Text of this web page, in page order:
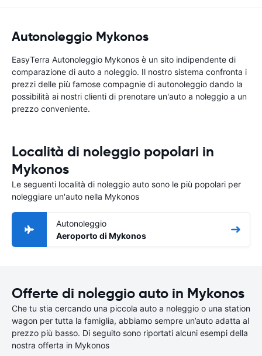
Autonoleggio Mykonos
EasyTerra Autonoleggio Mykonos è un sito indipendente di
comparazione di auto a noleggio. Il nostro sistema confronta i
prezzi delle più famose compagnie di autonoleggio dando la
possibilità ai nostri clienti di prenotare un'auto a noleggio a un
prezzo conveniente.
Località di noleggio popolari in
Mykonos
Le seguenti località di noleggio auto sono le più popolari per
noleggiare un'auto nella Mykonos
Autonoleggio
Aeroporto di Mykonos
Offerte di noleggio auto in Mykonos
Che tu stia cercando una piccola auto a noleggio o una station
wagon per tutta la famiglia, abbiamo sempre un’auto adatta al
prezzo più basso. Di seguito sono riportati alcuni esempi della
nostra offerta in Mykonos